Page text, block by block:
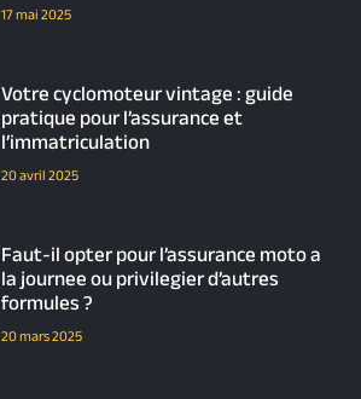
17 mai 2025
Votre cyclomoteur vintage : guide
pratique pour l’assurance et
l’immatriculation
20 avril 2025
Faut-il opter pour l’assurance moto a
la journee ou privilegier d’autres
formules ?
20 mars 2025